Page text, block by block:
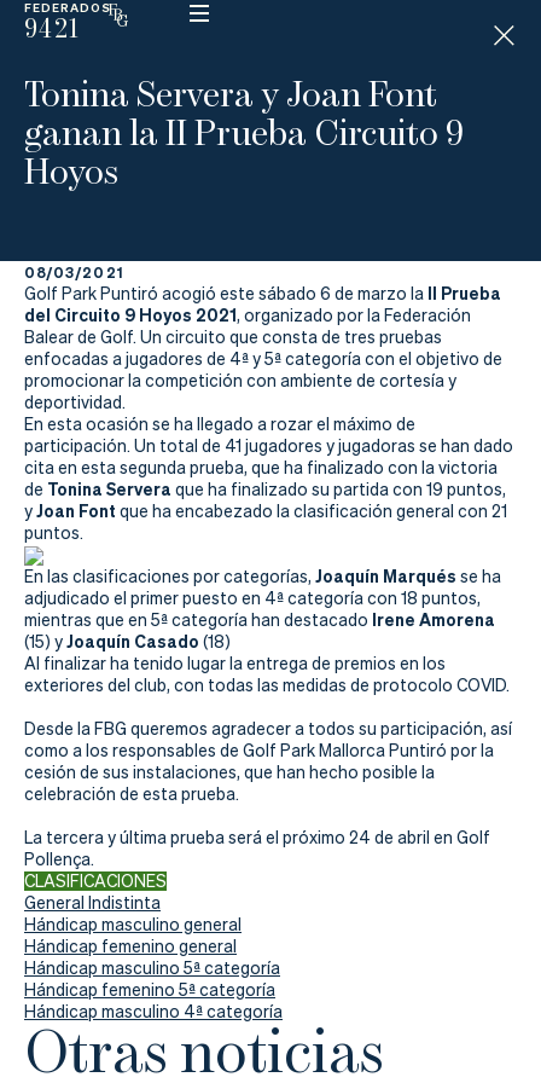
FEDERADOS
9421
ESP
N
D
C
A
P
La
Federación
Federarse
Jugar
Aprender
Actualidad
Tienda
Tonina Servera y Joan Font
ganan la II Prueba Circuito 9
Hoyos
08/03/2021
Golf Park Puntiró acogió este sábado 6 de marzo la II Prueba
del Circuito 9 Hoyos 2021, organizado por la Federación
Balear de Golf. Un circuito que consta de tres pruebas
enfocadas a jugadores de 4ª y 5ª categoría con el objetivo de
promocionar la competición con ambiente de cortesía y
deportividad.
En esta ocasión se ha llegado a rozar el máximo de
participación. Un total de 41 jugadores y jugadoras se han dado
cita en esta segunda prueba, que ha finalizado con la victoria
de Tonina Servera que ha finalizado su partida con 19 puntos,
yJoan Font que ha encabezado la clasificación general con 21
puntos.
En las clasificaciones por categorías, Joaquín Marqués se ha
adjudicado el primer puesto en 4ª categoría con 18 puntos,
mientras que en 5ª categoría han destacado Irene Amorena
(15) yJoaquín Casado (18)
Al finalizar ha tenido lugar la entrega de premios en los
exteriores del club, con todas las medidas de protocolo COVID.
Desde la FBG queremos agradecer a todos su participación, así
como a los responsables de Golf Park Mallorca Puntiró por la
cesión de sus instalaciones, que han hecho posible la
celebración de esta prueba.
La tercera y última prueba será el próximo 24 de abril en Golf
Pollença.
CLASIFICACIONES
General Indistinta
Hándicap masculino general
Hándicap femenino general
Hándicap masculino 5ª categoría
Hándicap femenino 5ª categoría
Hándicap masculino 4ª categoría
Otras noticias